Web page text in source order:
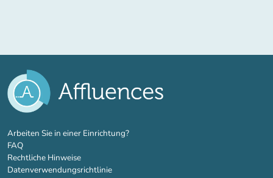
Arbeiten Sie in einer Einrichtung?(new tab)
FAQ
Rechtliche Hinweise
Datenverwendungsrichtlinie